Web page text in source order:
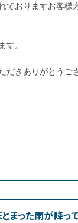
ておりますお客様
す。
だきありがとうご
とまった雨が降っ